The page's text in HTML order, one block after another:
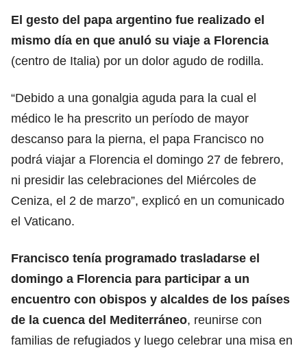
El gesto del papa argentino fue realizado el
mismo día en que anuló su viaje a Florencia
(centro de Italia) por un dolor agudo de rodilla.
“Debido a una gonalgia aguda para la cual el
médico le ha prescrito un período de mayor
descanso para la pierna, el papa Francisco no
podrá viajar a Florencia el domingo 27 de febrero,
ni presidir las celebraciones del Miércoles de
Ceniza, el 2 de marzo”, explicó en un comunicado
el Vaticano.
Francisco tenía programado trasladarse el
domingo a Florencia para participar a un
encuentro con obispos y alcaldes de los países
de la cuenca del Mediterráneo, reunirse con
familias de refugiados y luego celebrar una misa en